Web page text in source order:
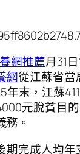
網推薦月31
網從江蘇省當
年末，江蘇
元脫貧目
務。
期完成人均